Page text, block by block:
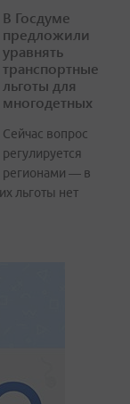
В Госдуме
предложили
уравнять
транспортные
льготы для
многодетных
Сейчас вопрос
регулируется
регионами — в
льготы нет